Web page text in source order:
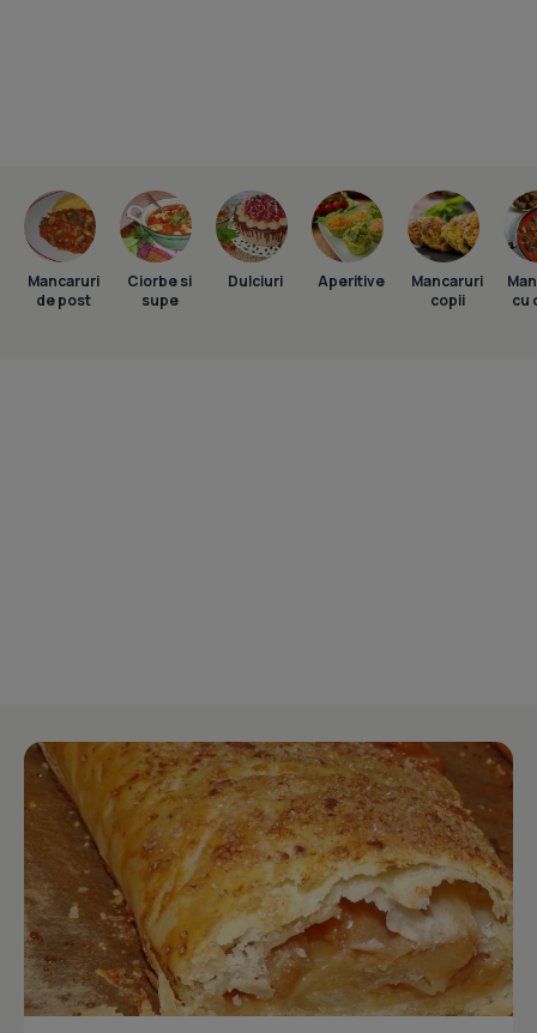
Mancaruri
de post
Ciorbe si
supe
Dulciuri Aperitive
Mancaruri
copii
cu